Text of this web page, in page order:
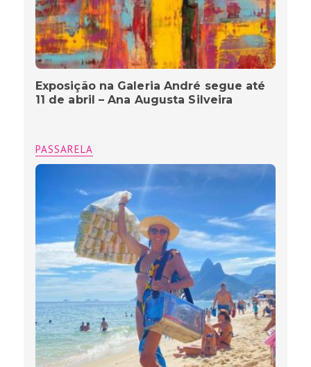
Exposição na Galeria André segue até
11 de abril – Ana Augusta Silveira
PASSARELA